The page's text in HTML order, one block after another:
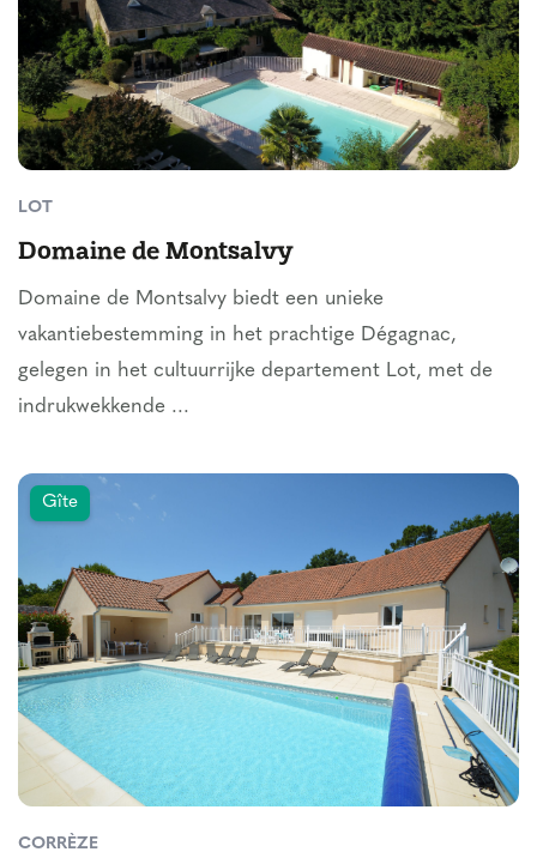
LOT
Domaine de Montsalvy
Domaine de Montsalvy biedt een unieke
vakantiebestemming in het prachtige Dégagnac,
gelegen in het cultuurrijke departement Lot, met de
indrukwekkende ...
Gîte
CORRÈZE